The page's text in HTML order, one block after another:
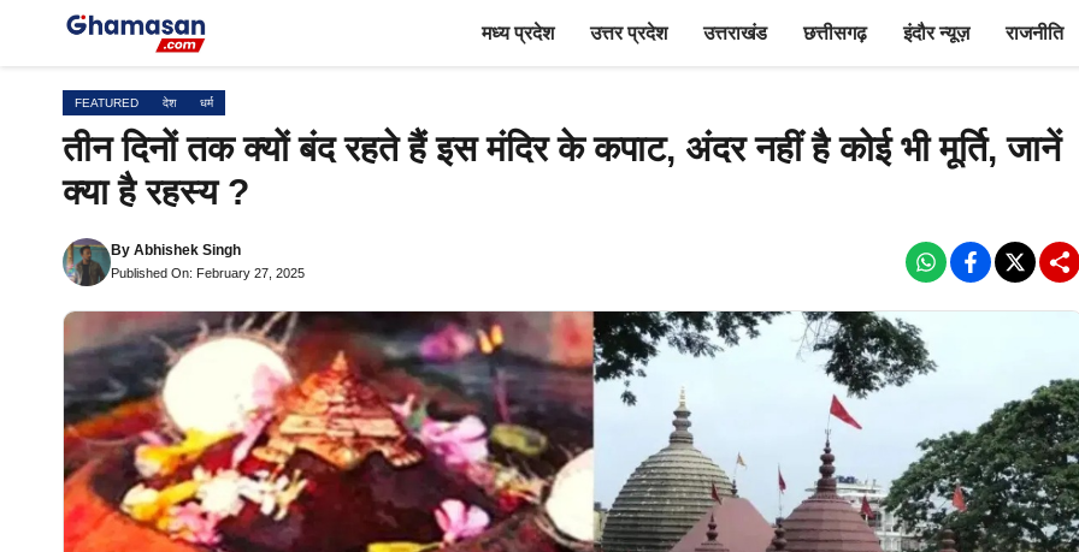
मध्य प्रदेश उत्तर प्रदेश उत्तराखंड छत्तीसगढ़ इंदौर न्यूज़ राजनीति
FEATURED देश धर्म
तीन दिनों तक क्यों बंद रहते हैं इस मंदिर के कपाट, अंदर नहीं है कोई भी मूर्ति, जानें
क्या है रहस्य ?
By Abhishek Singh
Published On: February 27, 2025